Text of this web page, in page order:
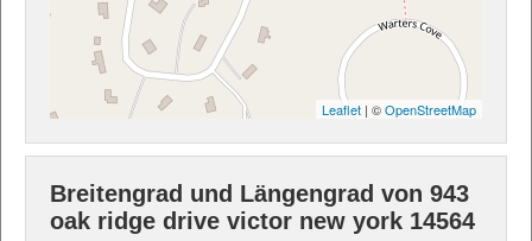
Leaflet | ©OpenStreetMap
Breitengrad und Längengrad von 943
oak ridge drive victor new york 14564